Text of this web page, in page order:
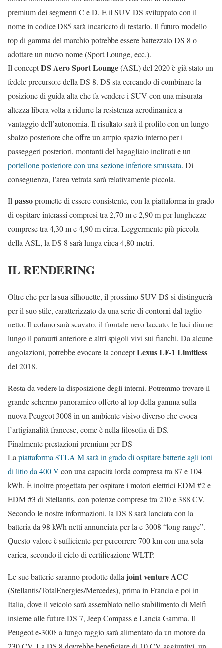
premium dei segmenti C e D. E il SUV DS sviluppato con il
nome in codice D85 sarà incaricato di testarlo. Il futuro modello
top di gamma del marchio potrebbe essere battezzato DS 8 o
adottare un nuovo nome (Sport Lounge, ecc.).
Il conceptDS Aero Sport Lounge(ASL) del 2020 è già stato un
fedele precursore della DS 8. DS sta cercando di combinare la
posizione di guida alta che fa vendere i SUV con una misurata
altezza libera volta a ridurre la resistenza aerodinamica a
vantaggio dell’autonomia. Il risultato sarà il profilo con un lungo
sbalzo posteriore che offre un ampio spazio interno per i
passeggeri posteriori, montanti del bagagliaio inclinati e un
portellone posteriore con una sezione inferiore smussata. Di
conseguenza, l’area vetrata sarà relativamente piccola.
Il passopromette di essere consistente, con la piattaforma in grado
di ospitare interassi compresi tra 2,70 m e 2,90 m per lunghezze
comprese tra 4,30 m e 4,90 m circa. Leggermente più piccola
della ASL, la DS 8 sarà lunga circa 4,80 metri.
IL RENDERING
Oltre che per la sua silhouette, il prossimo SUV DS si distinguerà
per il suo stile, caratterizzato da una serie di contorni dal taglio
netto. Il cofano sarà scavato, il frontale nero laccato, le luci diurne
lungo il paraurti anteriore e altri spigoli vivi sui fianchi. Da alcune
angolazioni, potrebbe evocare la conceptLexus LF-1 Limitless
del 2018.
Resta da vedere la disposizione degli interni. Potremmo trovare il
grande schermo panoramico offerto al top della gamma sulla
nuova Peugeot 3008 in un ambiente visivo diverso che evoca
l’artigianalità francese, come è nella filosofia di DS.
Finalmente prestazioni premium per DS
Lapiattaforma STLA M sarà in grado di ospitare batterie agli ioni
di litio da 400 V con una capacità lorda compresa tra 87 e 104
kWh. È inoltre progettata per ospitare i motori elettrici EDM #2 e
EDM #3 di Stellantis, con potenze comprese tra 210 e 388 CV.
Secondo le nostre informazioni, la DS 8 sarà lanciata con la
batteria da 98 kWh netti annunciata per la e-3008 “long range”.
Questo valore è sufficiente per percorrere 700 km con una sola
carica, secondo il ciclo di certificazione WLTP.
Le sue batterie saranno prodotte dalla joint venture ACC
(Stellantis/TotalEnergies/Mercedes), prima in Francia e poi in
Italia, dove il veicolo sarà assemblato nello stabilimento di Melfi
insieme alle future DS 7, Jeep Compass e Lancia Gamma. Il
Peugeot e-3008 a lungo raggio sarà alimentato da un motore da